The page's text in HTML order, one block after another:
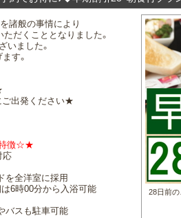
諸般の事情により
だくこととなりました。
いました。
す。
出発ください★
特徴☆★
応
を全洋室に採用
6時00分から入浴可能
バスも駐車可能
28日前